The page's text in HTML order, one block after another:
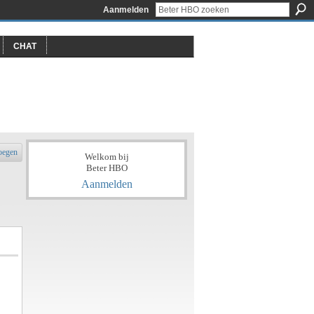
Aanmelden
CHAT
Welkom bij
Beter HBO
Aanmelden